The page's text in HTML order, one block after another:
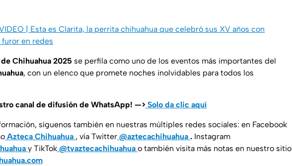
| Esta es Clarita, la perrita chihuahua que celebró sus XV años con
furor en redes
Chihuahua 2025 se perfila como uno de los eventos más importantes del
, con un elenco que promete noches inolvidables para todos los
canal de difusión de WhatsApp! —> Solo da clic aquí
síguenos también en nuestras múltiples redes sociales: en Facebook
Azteca Chihuahua , vía Twitter @aztecachihuahua . Instagram
y TikTok @tvaztecachihuahua o también visita más notas en nuestro sitio